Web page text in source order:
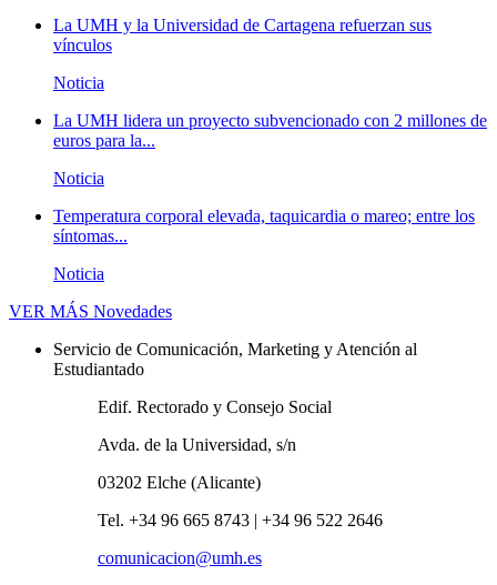
La UMH y la Universidad de Cartagena refuerzan sus
vínculos
Noticia
La UMH lidera un proyecto subvencionado con 2 millones de
euros para la...
Noticia
Temperatura corporal elevada, taquicardia o mareo; entre los
síntomas...
Noticia
VER MÁS Novedades
Servicio de Comunicación, Marketing y Atención al
Estudiantado
Edif. Rectorado y Consejo Social
Avda. de la Universidad, s/n
03202 Elche (Alicante)
Tel. +34 96 665 8743 | +34 96 522 2646
comunicacion@umh.es